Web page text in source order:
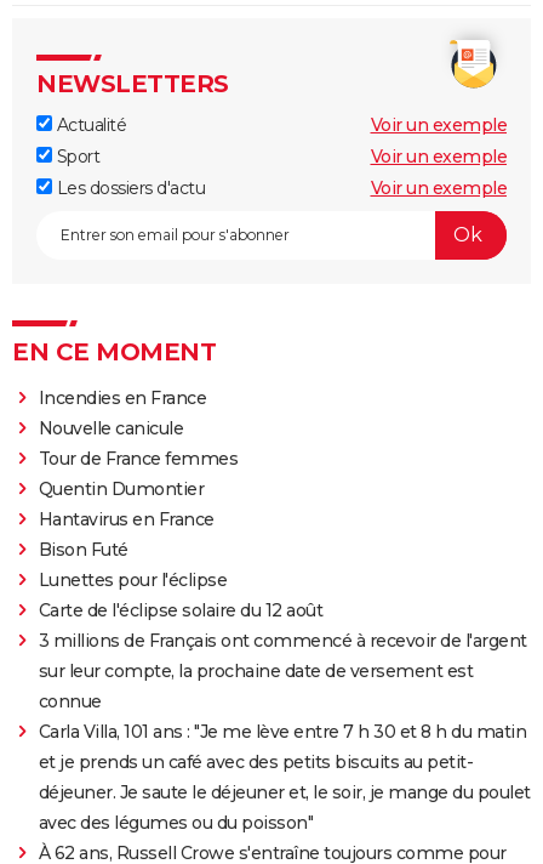
NEWSLETTERS
Actualité
Voir un exemple
Sport
Voir un exemple
Les dossiers d'actu
Voir un exemple
EN CE MOMENT
Incendies en France
Nouvelle canicule
Tour de France femmes
Quentin Dumontier
Hantavirus en France
Bison Futé
Lunettes pour l'éclipse
Carte de l'éclipse solaire du 12 août
3 millions de Français ont commencé à recevoir de l'argent
sur leur compte, la prochaine date de versement est
connue
Carla Villa, 101 ans : "Je me lève entre 7 h 30 et 8 h du matin
et je prends un café avec des petits biscuits au petit-
déjeuner. Je saute le déjeuner et, le soir, je mange du poulet
avec des légumes ou du poisson"
À 62 ans, Russell Crowe s'entraîne toujours comme pour